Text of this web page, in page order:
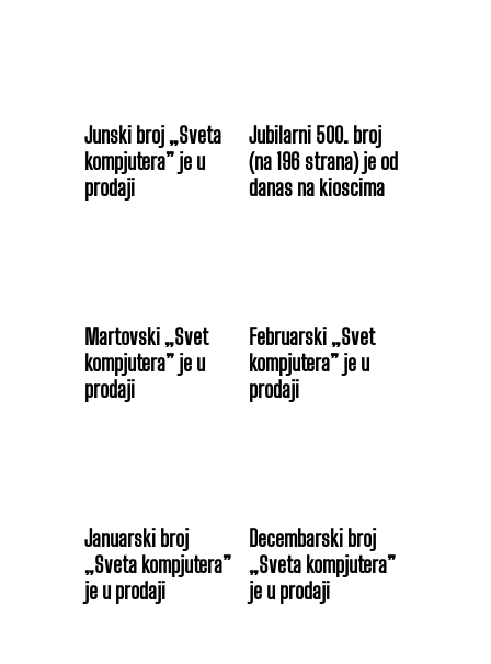
Junski broj „Sveta
kompjutera” je u
prodaji
Jubilarni 500. broj
(na 196 strana) je od
danas na kioscima
Martovski „Svet
kompjutera” je u
prodaji
Februarski „Svet
kompjutera” je u
prodaji
Januarski broj
„Sveta kompjutera”
je u prodaji
Decembarski broj
„Sveta kompjutera”
je u prodaji